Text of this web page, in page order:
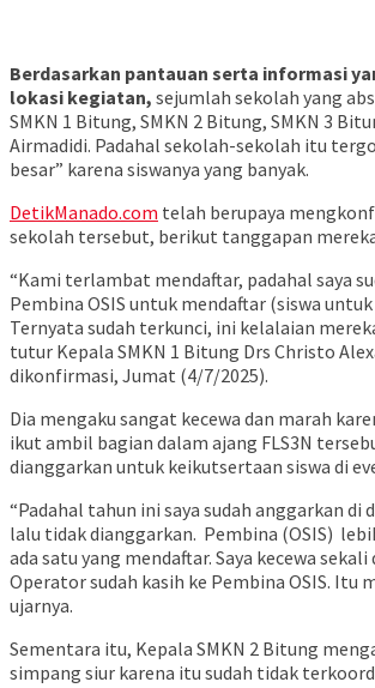
Berdasarkan pantauan serta informasi
lokasi kegiatan, sejumlah sekolah yang
SMKN 1 Bitung, SMKN 2 Bitung, SMKN 3
Airmadidi. Padahal sekolah-sekolah itu
besar” karena siswanya yang banyak.
DetikManado.com telah berupaya
sekolah tersebut, berikut tanggapan
“Kami terlambat mendaftar, padahal saya
Pembina OSIS untuk mendaftar (siswa untuk
Ternyata sudah terkunci, ini kelalaian
tutur Kepala SMKN 1 Bitung Drs Christo
dikonfirmasi, Jumat (4/7/2025).
Dia mengaku sangat kecewa dan marah
ikut ambil bagian dalam ajang FLS3N
dianggarkan untuk keikutsertaan siswa di
“Padahal tahun ini saya sudah anggarkan di
lalu tidak dianggarkan. Pembina (OSIS)
ada satu yang mendaftar. Saya kecewa sekali
Operator sudah kasih ke Pembina OSIS. Itu
ujarnya.
Sementara itu, Kepala SMKN 2 Bitung
simpang siur karena itu sudah tidak